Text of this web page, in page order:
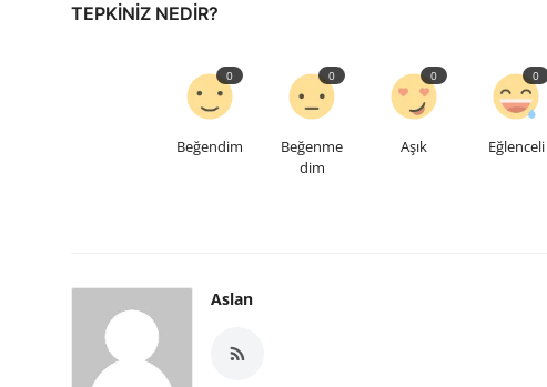
TEPKINIZ NEDIR?
Beğendim
0
Beğenme
dim
0
Aşık
0
Eğlenceli
0
Aslan